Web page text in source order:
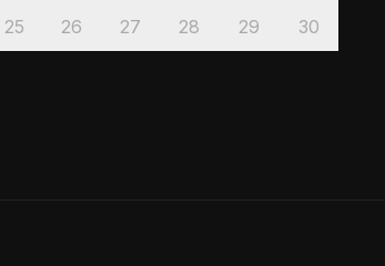
25 26 27 28 29 30